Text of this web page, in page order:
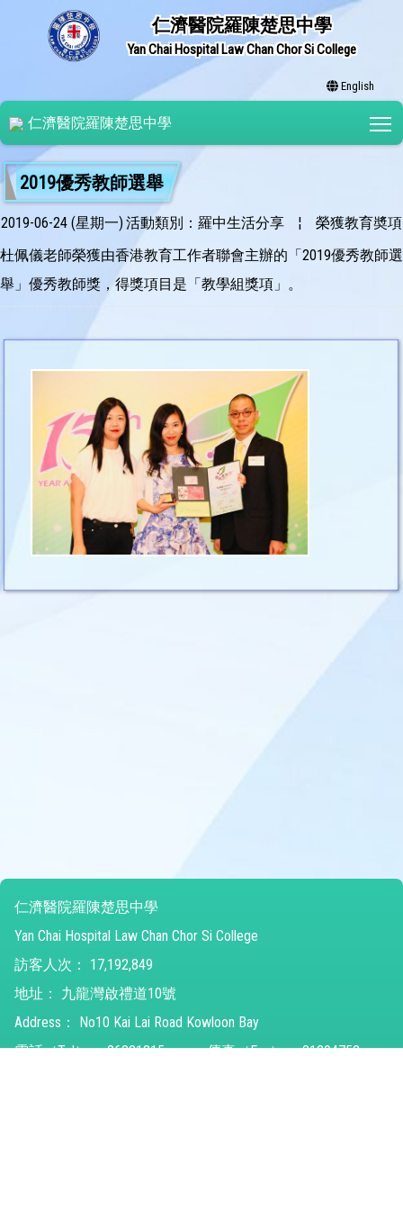
仁濟醫院羅陳楚思中學
Yan Chai Hospital Law Chan Chor Si College
English
仁濟醫院羅陳楚思中學
2019優秀教師選舉
2019-06-24 (星期一)活動類別：羅中生活分享 ¦
榮獲教育奬項
杜佩儀老師榮獲由香港教育工作者聯會主辦的「2019優秀教師選
舉」優秀教師獎，得獎項目是「教學組獎項」。
仁濟醫院羅陳楚思中學
Yan Chai Hospital Law Chan Chor Si College
訪客人次：
17,192,849
地址：
九龍灣啟禮道10號
Address：
No10 Kai Lai Road Kowloon Bay
電話（Tel）： 26821315 傳真（Fax）： 31294752